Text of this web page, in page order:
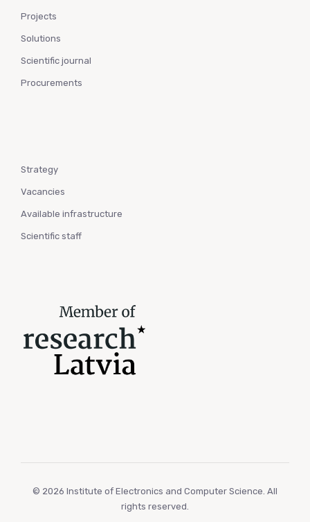
Projects
Solutions
Scientific journal
Procurements
Strategy
Vacancies
Available infrastructure
Scientific staff
© 2026 Institute of Electronics and Computer Science. All
rights reserved.